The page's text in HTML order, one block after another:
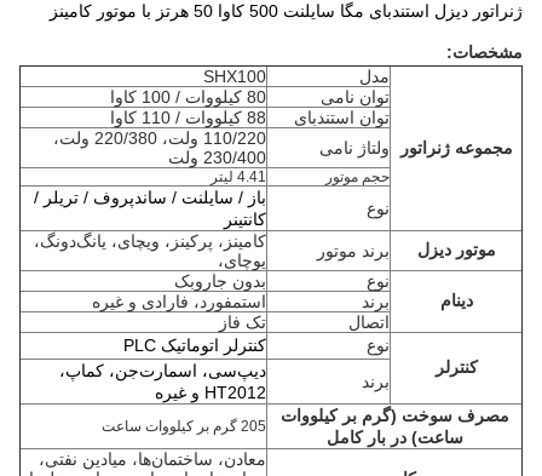
ژنراتور دیزل استندبای مگا سایلنت 500 کاوا 50 هرتز با موتور کامینز
مشخصات:
مجموعه ژنراتور
مدل
SHX100
توان نامی
80 کیلووات / 100 کاوا
توان استندبای
88 کیلووات / 110 کاوا
ولتاژ نامی
110/220 ولت، 220/380 ولت،
230/400 ولت
حجم موتور 4.41 لیتر
نوع
باز / سایلنت / ساندپروف / تریلر /
کانتینر
موتور دیزل
برند موتور
کامینز، پرکینز، ویچای، یانگ‌دونگ،
یوچای،
دینام
نوع
بدون جاروبک
برند
استمفورد، فارادی و غیره
اتصال
تک فاز
کنترلر
نوع
کنترلر اتوماتیک PLC
برند
دیپ‌سی، اسمارت‌جن، کماپ،
HT2012 و غیره
مصرف سوخت (گرم بر کیلووات
ساعت) در بار کامل
205 گرم بر کیلووات ساعت
معادن، ساختمان‌ها، میادین نفتی،